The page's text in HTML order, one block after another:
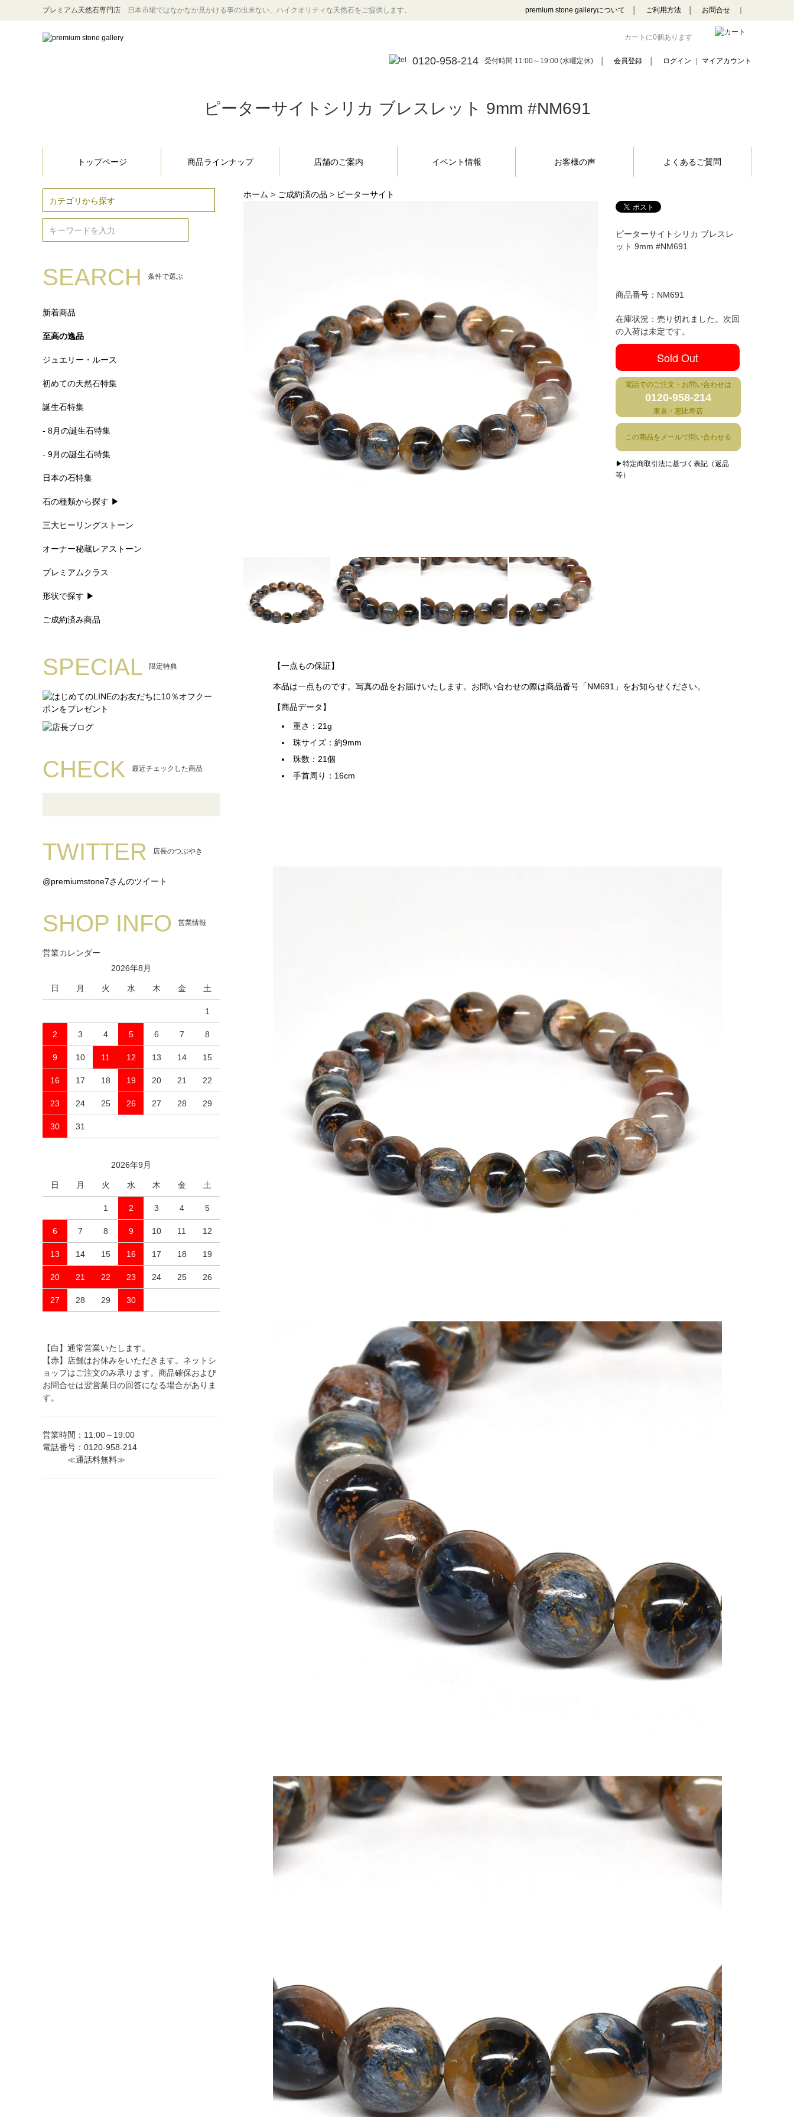
プレミアム天然石専門店 日本市場ではなかなか見かける事の出来ない、ハイクオリティな天然石をご提供します。 premium stone galleryについて ご利用方法 お問合せ
カートに0個あります
0120-958-214 受付時間 11:00～19:00 (水曜定休) 会員登録 ログイン ｜ マイアカウント
ピーターサイトシリカ ブレスレット 9mm #NM691
トップページ 商品ラインナップ 店舗のご案内 イベント情報 お客様の声 よくあるご質問
SEARCH 条件で選ぶ
新着商品
至高の逸品
ジュエリー・ルース
初めての天然石特集
誕生石特集
- 8月の誕生石特集
- 9月の誕生石特集
日本の石特集
石の種類から探す ▶
三大ヒーリングストーン
オーナー秘蔵レアストーン
プレミアムクラス
形状で探す ▶
ご成約済み商品
SPECIAL 限定特典
CHECK 最近チェックした商品
TWITTER 店長のつぶやき
@premiumstone7さんのツイート
SHOP INFO 営業情報
営業カレンダー
2026年8月
日 月 火 水 木 金 土
1
2 3 4 5 6 7 8
9 10 11 12 13 14 15
16 17 18 19 20 21 22
23 24 25 26 27 28 29
30 31
2026年9月
日 月 火 水 木 金 土
1 2 3 4 5
6 7 8 9 10 11 12
13 14 15 16 17 18 19
20 21 22 23 24 25 26
27 28 29 30
【白】通常営業いたします。
【赤】店舗はお休みをいただきます。ネットシ
ョップはご注文のみ承ります。商品確保および
お問合せは翌営業日の回答になる場合がありま
す。
営業時間：11:00～19:00
電話番号：0120-958-214
≪通話料無料≫
ホーム > ご成約済の品 > ピーターサイト
ピーターサイトシリカ ブレスレ
ット 9mm #NM691
商品番号： NM691
在庫状況：売り切れました。次回
の入荷は未定です。
Sold Out
電話でのご注文・お問い合わせは
0120-958-214
東京・恵比寿店
この商品をメールで問い合わせる
▶特定商取引法に基づく表記（返品
等）
【一点もの保証】
本品は一点ものです。写真の品をお届けいたします。お問い合わせの際は商品番号「NM691」をお知らせください。
【商品データ】
重さ：21g
珠サイズ：約9mm
珠数：21個
手首周り：16cm